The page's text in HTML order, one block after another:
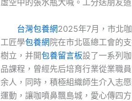
虛空中的張水瓶大喊。工分送朋友道
台灣包養網2025年7月，市北
工匠學包養網院在市北區總工會的
樹立，并開包養留言板設了一系列
品課程，曾經先后培育行業從業職
余人，同時，積極組織師生介入志
運動，讓咖噴鼻飄島城，愛心傳四方